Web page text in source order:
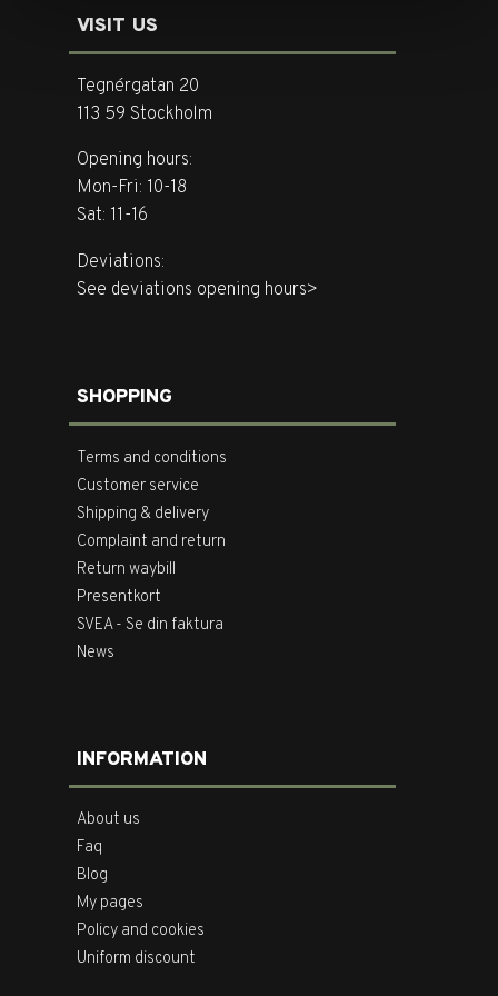
VISIT US
Tegnérgatan 20
113 59 Stockholm
Opening hours:
Mon-Fri: 10-18
Sat: 11-16
Deviations:
See deviations opening hours>
SHOPPING
Terms and conditions
Customer service
Shipping & delivery
Complaint and return
Return waybill
Presentkort
SVEA - Se din faktura
News
INFORMATION
About us
Faq
Blog
My pages
Policy and cookies
Uniform discount